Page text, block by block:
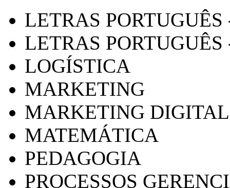
LETRAS
LETRAS PORTUGUÊS
LOGÍSTICA
MARKETING
MARKETING DIGITAL
MATEMÁTICA
PEDAGOGIA
PROCESSOS